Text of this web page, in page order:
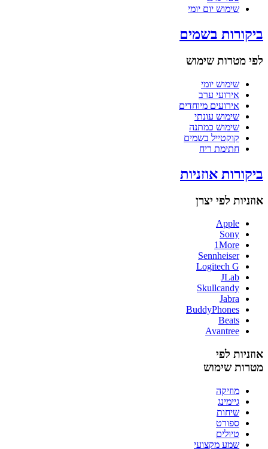
שימוש יום יומי
ביקורות בשמים
לפי מטרות שימוש
שימוש יומי
אירועי ערב
אירועים מיוחדים
שימוש עונתי
שימוש כמתנה
קוקטייל בשמים
חתימת ריח
ביקורות אוזניות
אוזניות לפי יצרן
Apple
Sony
1More
Sennheiser
Logitech G
JLab
Skullcandy
Jabra
BuddyPhones
Beats
Avantree
אוזניות לפי
מטרות שימוש
מוזיקה
גיימינג
שיחות
ספורט
טיולים
שמע מקצועי